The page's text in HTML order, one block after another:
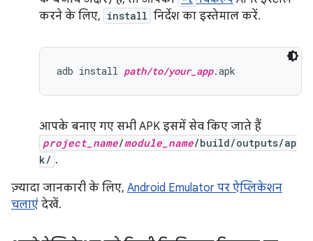
करने के लिए, install निर्देश का इस्तेमाल करें.
adb install path/to/your_app
आपके बनाए गए सभी APK इसमें सेव किए जाते हैं
project_name/module_name/build/outputs/ap
k/ .
ज़्यादा जानकारी के लिए, Android Emulator पर ऐप्लिकेशन
चलाएं देखें.